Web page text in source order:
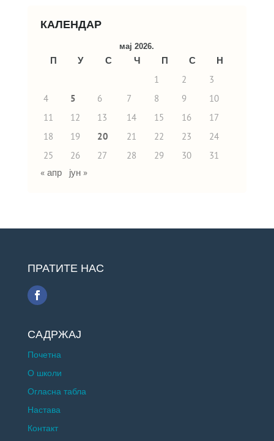
КАЛЕНДАР
мај 2026.
П У С Ч П С
Н
1
2
3
4
5 6 7 8 9
10
11
12 13 14 15 16
17
18
19 20 21 22 23
24
25
26 27 28 29 30
31
« апр
јун »
ПРАТИТЕ НАС
САДРЖАЈ
Почетна
О школи
Огласна табла
Настава
Контакт